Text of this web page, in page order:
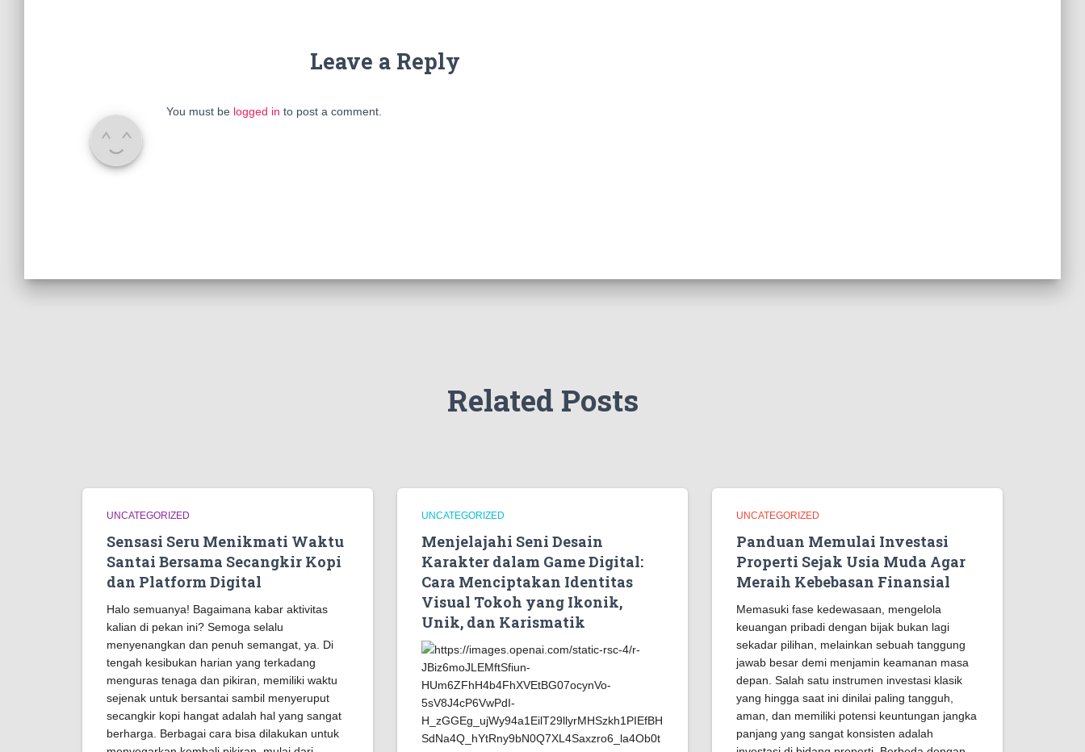
Leave a Reply
You must be logged in to post a comment.
Related Posts
UNCATEGORIZED
Sensasi Seru Menikmati Waktu
Santai Bersama Secangkir Kopi
dan Platform Digital
Halo semuanya! Bagaimana kabar aktivitas
kalian di pekan ini? Semoga selalu
menyenangkan dan penuh semangat, ya. Di
tengah kesibukan harian yang terkadang
menguras tenaga dan pikiran, memiliki waktu
sejenak untuk bersantai sambil menyeruput
secangkir kopi hangat adalah hal yang sangat
berharga. Berbagai cara bisa dilakukan untuk
UNCATEGORIZED
Menjelajahi Seni Desain
Karakter dalam Game Digital:
Cara Menciptakan Identitas
Visual Tokoh yang Ikonik,
Unik, dan Karismatik
UNCATEGORIZED
Panduan Memulai Investasi
Properti Sejak Usia Muda Agar
Meraih Kebebasan Finansial
Memasuki fase kedewasaan, mengelola
keuangan pribadi dengan bijak bukan lagi
sekadar pilihan, melainkan sebuah tanggung
jawab besar demi menjamin keamanan masa
depan. Salah satu instrumen investasi klasik
yang hingga saat ini dinilai paling tangguh,
aman, dan memiliki potensi keuntungan jangka
panjang yang sangat konsisten adalah